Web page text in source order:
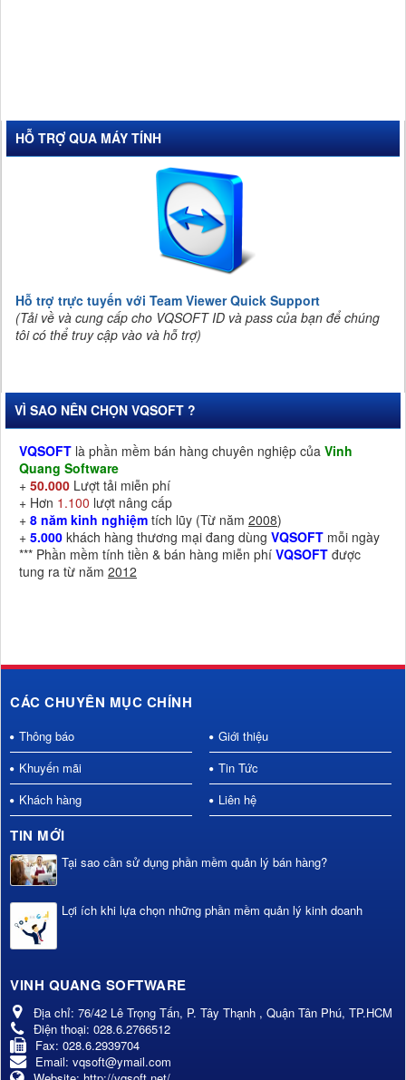
HỖ TRỢ QUA MÁY TÍNH
Hỗ trợ trực tuyến với Team Viewer Quick Support
(Tải về và cung cấp cho VQSOFT ID và pass của bạn để chúng
tôi có thể truy cập vào và hỗ trợ)
VÌ SAO NÊN CHỌN VQSOFT ?
VQSOFT là phần mềm bán hàng chuyên nghiệp của Vinh
Quang Software
+ 50.000 Lượt tải miễn phí
+ Hơn 1.100 lượt nâng cấp
+ 8 năm kinh nghiệm tích lũy (Từ năm 2008)
+ 5.000 khách hàng thương mại đang dùng VQSOFT mỗi ngày
*** Phần mềm tính tiền & bán hàng miễn phí VQSOFT được
tung ra từ năm 2012
CÁC CHUYÊN MỤC CHÍNH
Thông báo
Giới thiệu
Khuyến mãi
Tin Tức
Khách hàng
Liên hệ
TIN MỚI
Tại sao cần sử dụng phần mềm quản lý bán hàng?
Lợi ích khi lựa chọn những phần mềm quản lý kinh doanh
VINH QUANG SOFTWARE
Địa chỉ: 76/42 Lê Trọng Tấn, P. Tây Thạnh , Quận Tân Phú, TP.HCM
Điện thoại: 028.6.2766512
Fax: 028.6.2939704
Email: vqsoft@ymail.com